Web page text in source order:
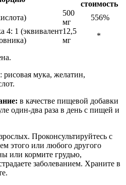
стоимость
500
мг
556%
4: 1 (эквивалент12,5
мг
*
рисовая мука, желатин,
в качестве пищевой добавки
один-два раза в день с пищей и
Проконсультируйтесь с
этого или любого другого
или кормите грудью,
заболеванием. Храните в